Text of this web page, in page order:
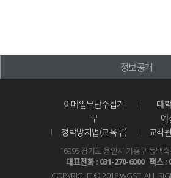
정보공개
이메일무단수집거
부
대
예
청탁방지법(교육부)
교직
16995 경기도 용인시 기흥구 동백
대표전화 : 031-270-6000 팩스 :
COPYRIGHT © 2018 WGST. ALL